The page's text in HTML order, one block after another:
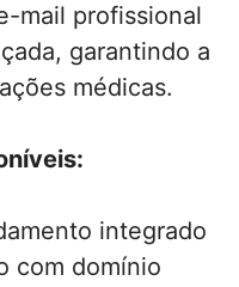
mail profissional
garantindo a
médicas.
integrado
com domínio